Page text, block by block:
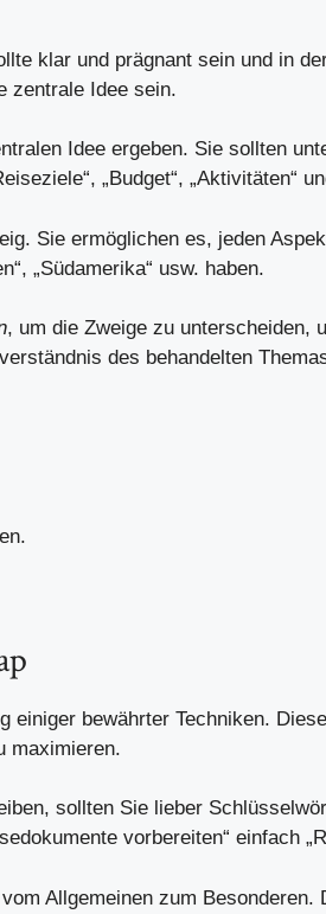
klar und prägnant sein und in
zentrale Idee sein.
Idee ergeben. Sie sollten
„Budget“, „Aktivitäten“
Sie ermöglichen es, jeden
„Südamerika“ usw. haben.
, um die Zweige zu unterscheiden,
des behandelten
bewährter Techniken.
maximieren.
sollten Sie lieber
vorbereiten“ einfach
Allgemeinen zum